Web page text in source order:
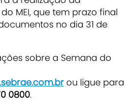
MEI, que tem prazo final
no dia 31 de
sobre a Semana do
ou ligue para
0800.